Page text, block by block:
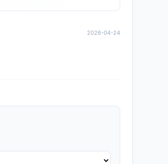
2026-04-24